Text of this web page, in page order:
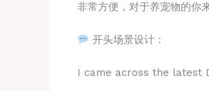
非常方便，对于养宠物的你
开头场景设计：
I came across the latest